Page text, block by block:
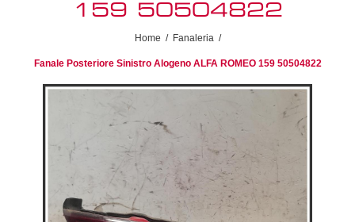
159 50504822
Home / Fanaleria /
Fanale Posteriore Sinistro Alogeno ALFA ROMEO 159 50504822